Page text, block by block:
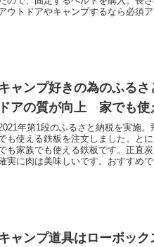
ウトドアやキャンプするなら必須ア
ャンプ好きの為のふる
ドアの質が向上 家でも使
年第1段のふるさと納税を実施
も使える鉄板を注文しました。と
も家族でも使える鉄板です。正直
実に肉は美味しいです。おすすめで
ャンプ道具はローボッ